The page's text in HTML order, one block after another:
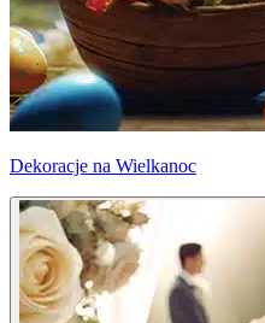
Dekoracje na Wielkanoc